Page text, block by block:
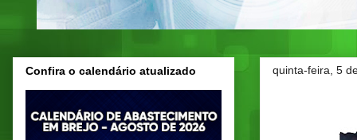
quinta-feira, 5
Confira o calendário atualizado